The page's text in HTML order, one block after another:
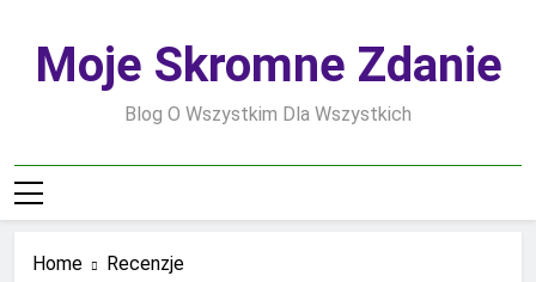
contentMoje Skromne Zdanie
Blog O Wszystkim Dla Wszystkich
Home Recenzje